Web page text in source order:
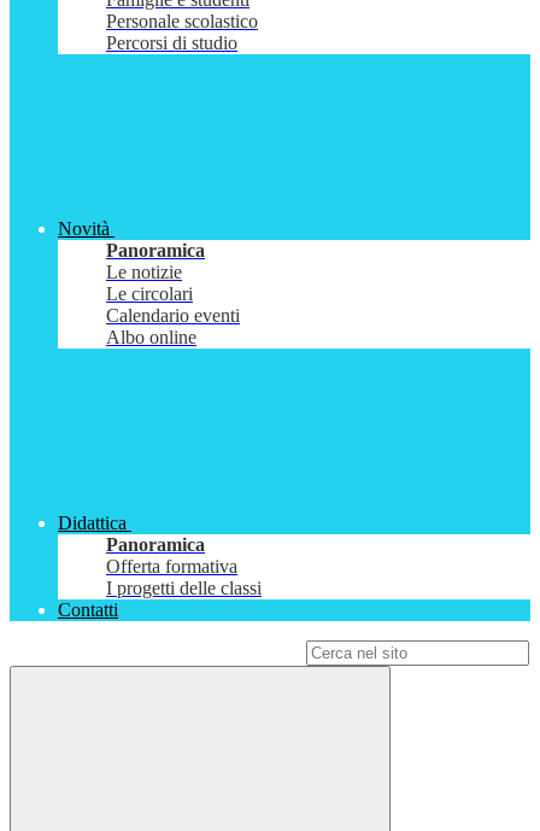
Personale scolastico
Percorsi di studio
Novità
Panoramica
Le notizie
Le circolari
Calendario eventi
Albo online
Didattica
Panoramica
Offerta formativa
I progetti delle classi
Contatti